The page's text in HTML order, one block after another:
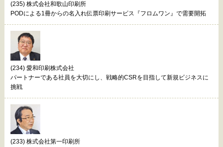
(235) 株式会社和歌山印刷所
PODによる1冊からの名入れ伝票印刷サービス『フロムワン』で需要開拓
(234) 愛和印刷株式会社
パートナーである社員を大切にし、戦略的CSRを目指して新規ビジネスに
挑戦
(233) 株式会社第一印刷所